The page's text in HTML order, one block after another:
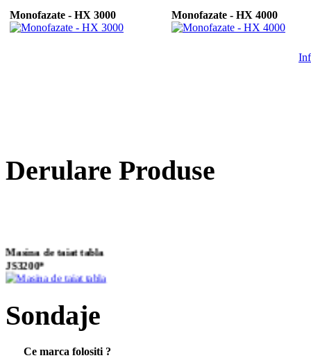
Monofazate - HX 3000 Monofazate - HX 4000
Derulare Produse
Masina de taiat tabla
JS3200*
SURUBELNITA
Sondaje
Ce marca folositi ?